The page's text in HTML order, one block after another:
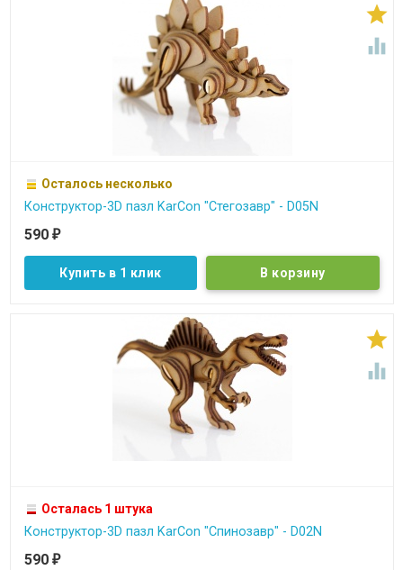


Осталось несколько
Конструктор-3D пазл KarCon "Стегозавр" - D05N
590 ₽
Купить в 1 клик


Осталась 1 штука
Конструктор-3D пазл KarCon "Спинозавр" - D02N
590 ₽